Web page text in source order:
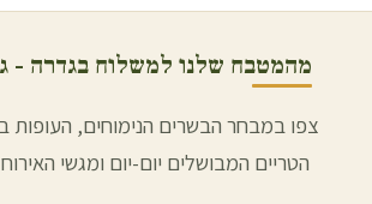
מהמטבח שלנו למשלוח בגדרה -
צפו במבחר הבשרים הנימוחים, העופות
הטריים המבושלים יום-יום ומגשי